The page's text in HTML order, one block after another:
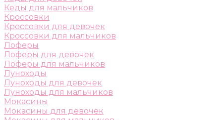
Кеды для мальчиков
Кроссовки
Кроссовки для девочек
Кроссовки для мальчиков
Лоферы
Лоферы для девочек
Лоферы для мальчиков
Луноходы
Луноходы для девочек
Луноходы для мальчиков
Мокасины
Мокасины для девочек